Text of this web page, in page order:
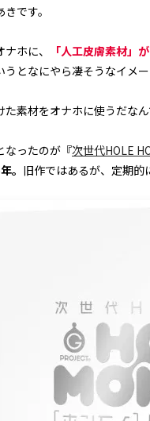
です。
ホに、 「人工皮膚素材」
うとなにやら凄そうなイメ
た素材をオナホに使うだな
なったのが『次世代HOLE
。 旧作ではあるが、定期的